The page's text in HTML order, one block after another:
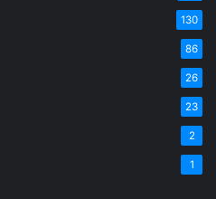
130
86
26
23
2
1